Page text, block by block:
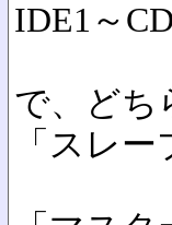
IDE1～
で、どち
「スレ